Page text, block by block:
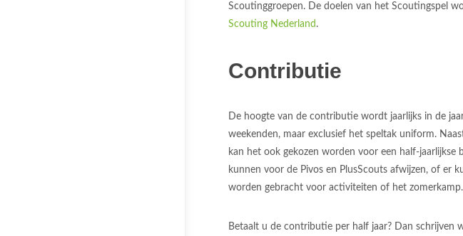
Scoutinggroepen. De doelen van het Scoutingspel
Scouting Nederland .
Contributie
De hoogte van de contributie wordt jaarlijks in de
weekenden, maar exclusief het speltak uniform.
kan het ook gekozen worden voor een half-jaarlijkse
kunnen voor de Pivos en PlusScouts afwijzen, of er
worden gebracht voor activiteiten of het zomerkamp.
Betaalt u de contributie per half jaar? Dan schrijven